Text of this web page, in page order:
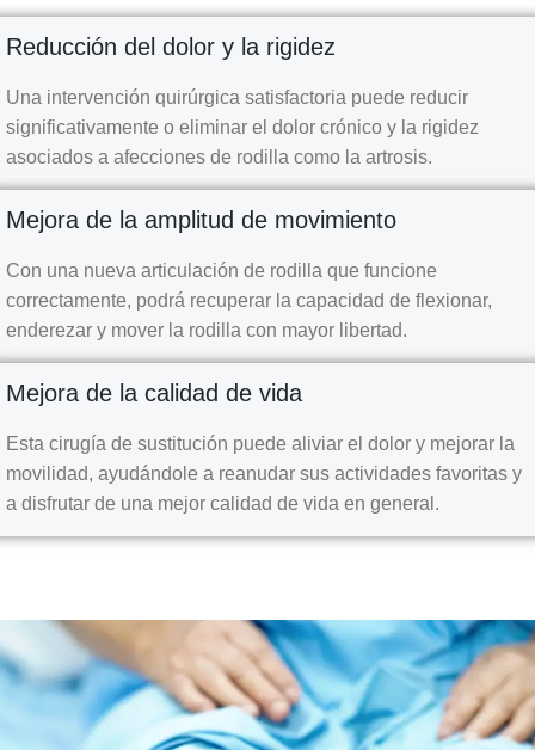
Reducción del dolor y la rigidez
Una intervención quirúrgica satisfactoria puede reducir
significativamente o eliminar el dolor crónico y la rigidez
asociados a afecciones de rodilla como la artrosis.
Mejora de la amplitud de movimiento
Con una nueva articulación de rodilla que funcione
correctamente, podrá recuperar la capacidad de flexionar,
enderezar y mover la rodilla con mayor libertad.
Mejora de la calidad de vida
Esta cirugía de sustitución puede aliviar el dolor y mejorar la
movilidad, ayudándole a reanudar sus actividades favoritas y
a disfrutar de una mejor calidad de vida en general.